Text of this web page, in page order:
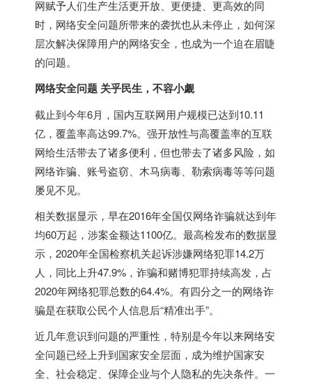
网赋予人们生产生活更开放、更便捷、更高效的同
时，网络安全问题所带来的袭扰也从未停止，如何深
层次解决保障用户的网络安全，也成为一个迫在眉睫
的问题。
网络安全问题 关乎民生，不容小觑
截止到今年6月，国内互联网用户规模已达到10.11
亿，覆盖率高达99.7%。强开放性与高覆盖率的互联
网给生活带去了诸多便利，但也带去了诸多风险，如
网络诈骗、账号盗窃、木马病毒、勒索病毒等等问题
屡见不见。
相关数据显示，早在2016年全国仅网络诈骗就达到年
均60万起，涉案金额达1100亿。最高检发布的数据显
示，2020年全国检察机关起诉涉嫌网络犯罪14.2万
人，同比上升47.9%，诈骗和赌博犯罪持续高发，占
2020年网络犯罪总数的64.4%。有四分之一的网络诈
骗是在获取公民个人信息后“精准出手”。
近几年意识到问题的严重性，特别是今年以来网络安
全问题已经上升到国家安全层面，成为维护国家安
全、社会稳定、保障企业与个人隐私的先决条件。一